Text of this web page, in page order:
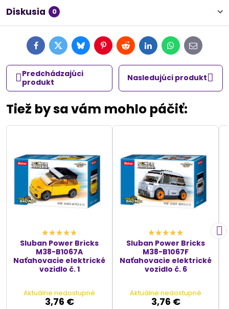
Diskusia 0
FacebookTwitterBlueskyPinterestRedditLinkedInWhatsApp
E-
mail
Predchádzajúci
produkt
Nasledujúci produkt
Tiež by sa vám mohlo páčiť:
Sluban Power Bricks
M38-B1067A
Naťahovacie elektrické
vozidlo č. 1
Aktuálne nedostupné
3,76 €
Sluban Power Bricks
M38-B1067F
Naťahovacie elektrické
vozidlo č. 6
Aktuálne nedostupné
3,76 €